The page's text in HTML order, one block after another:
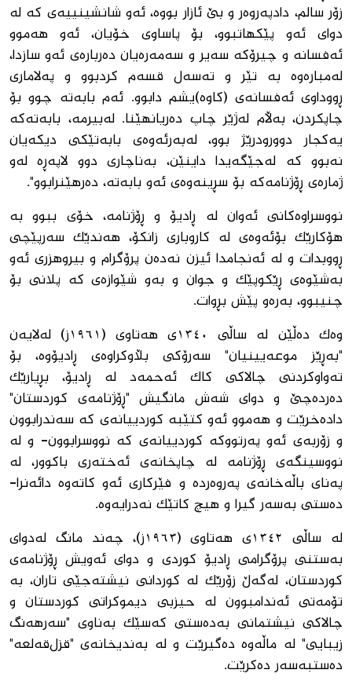
زۆر سالم، دادپەروەر و بێ ئازار بووە، ئەو شانشینییەی کە لە
دوای ئەو پێکهاتبوو، بۆ پاساوی خۆیان، ئەو هەموو
ئەفسانە و چیرۆکە سەیر و سەمەرەیان دەربارەی ئەو سازدا،
لەمبارەوە بە تێر و تەسەل قسەم کردبوو و پەلاماری
ڕووداوی ئەفسانەی (کاوە)یشم دابوو. ئەم بابەتە چوو بۆ
چاپکردن، بەڵام لەژێر چاپ دەریانهێنا. لەبیرمە، بابەتەکە
یەکجار دوورودرێژ بوو، لەبەرئەوەی بابەتێکی دیکەیان
نەبوو کە لەجێگەیدا داینێن، بەناچاری دوو لاپەڕە لەو
ژمارەی ڕۆژنامەکە بۆ سڕینەوەی ئەو بابەتە، دەرهێنرابوو".
نووسراوەکانی ئەوان لە ڕادیۆ و ڕۆژنامە، خۆی ببوو بە
هۆکارێک بۆئەوەی لە کاروباری زانکۆ، هەندێک سەرپێچی
ڕووبدات و لە ئەنجامدا ئیزن نەدەن پرۆگرام و بیروهزری ئەو
بەشێوەی ڕێکوپێک و جوان و بەو شێوازەی کە پلانی بۆ
چنیبوو، بەرەو پێش بڕوات.
وەک دەڵێن لە ساڵی ١٣٤٠ی هەتاوی (١٩٦١ز) لەلایەن
"بەڕێز موعەیینیان" سەرۆکی بڵاوکراوەی ڕادیۆوە، بۆ
تەواوکردنی چالاکی کاک ئەحمەد لە ڕادیۆ، بڕیارێک
دەردەچێ و دوای شەش مانگیش "ڕۆژنامەی کوردستان"
دادەخرێت و هەموو ئەو کتێبە کوردییانەی کە سەندرابوون
و زۆربەی ئەو پەرتووکە کوردییانەی کە نووسرابوون- و لە
نووسینگەی ڕۆژنامە لە چاپخانەی ئەختەری باکوور، لە
پەنای باڵەخانەی پەروەردە و فێرکاری ئەو کاتەوە دائەنرا-
دەستی بەسەر گیرا و هیچ کاتێک نەدرایەوە.
لە ساڵی ١٣٤٢ی هەتاوی (١٩٦٣ز)، چەند مانگ لەدوای
بەستنی پرۆگرامی ڕادیۆ کوردی و دوای ئەویش ڕۆژنامەی
کوردستان، لەگەڵ زۆرێک لە کوردانی نیشتەجێی تاران، بە
تۆمەتی ئەندامبوون لە حیزبی دیموکراتی کوردستان و
چالاکی نیشتمانی بەدەستی کەسێک بەناوی "سەرهەنگ
زیبایی" لە ماڵەوە دەگیرێت و لە بەندیخانەی "قزل‌قەلعە"
دەستبەسەر دەکرێت.